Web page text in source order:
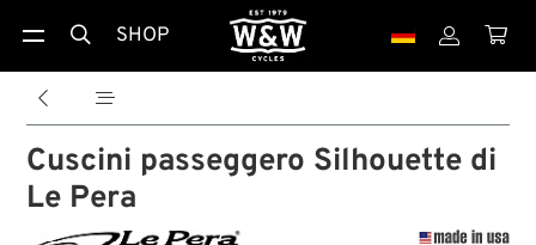
 SHOP  
 
Cuscini passeggero Silhouette di
Le Pera